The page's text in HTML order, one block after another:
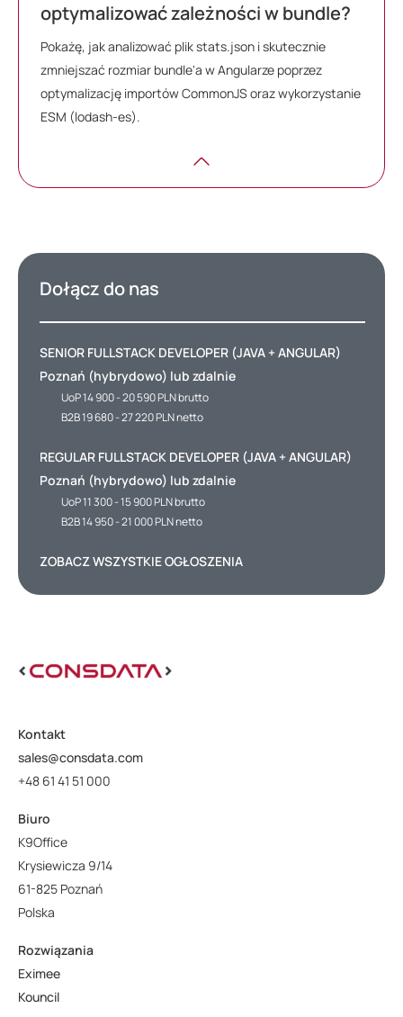
optymalizować zależności w bundle?
Pokażę, jak analizować plik stats.json i skutecznie
zmniejszać rozmiar bundle'a w Angularze poprzez
optymalizację importów CommonJS oraz wykorzystanie
ESM (lodash-es).
Dołącz do nas
SENIOR FULLSTACK DEVELOPER (JAVA + ANGULAR)
Poznań (hybrydowo) lub zdalnie
UoP 14 900 - 20 590 PLN brutto
B2B 19 680 - 27 220 PLN netto
REGULAR FULLSTACK DEVELOPER (JAVA + ANGULAR)
Poznań (hybrydowo) lub zdalnie
UoP 11 300 - 15 900 PLN brutto
B2B 14 950 - 21 000 PLN netto
ZOBACZ WSZYSTKIE OGŁOSZENIA
Kontakt
sales@consdata.com
+48 61 41 51 000
Biuro
K9Office
Krysiewicza 9/14
61-825 Poznań
Polska
Rozwiązania
Eximee
Kouncil